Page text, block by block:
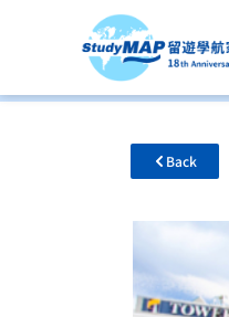
Back